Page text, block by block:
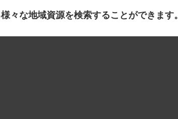
々な地域資源を検索することができます。